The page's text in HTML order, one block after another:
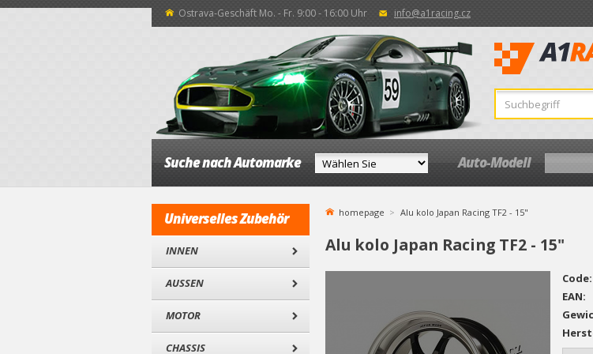
Ostrava-Geschäft Mo. - Fr. 9:00 - 16:00 Uhr info@a1racing.cz
Suche nach Automarke Auto-Modell
Universelles Zubehör
INNEN
AUSSEN
MOTOR
CHASSIS
homepage Alu kolo Japan Racing TF2 - 15"
Alu kolo Japan Racing TF2 - 15"
Code:
EAN: